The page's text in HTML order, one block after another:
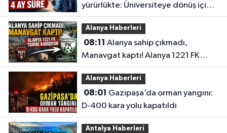
yürürlükte: Üniversiteye dönüş için 4
ay süre
Alanya Haberleri
08:11
Manavgat kaptı! Alanya 1221 FK
tarihe karışıyor
Alanya Haberleri
08:01
D-400 kara yolu kapatıldı
Antalya Haberleri